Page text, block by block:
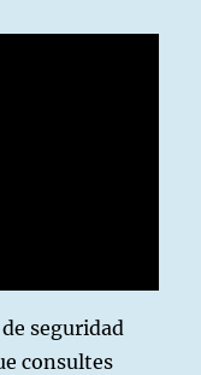
seguridad
consultes